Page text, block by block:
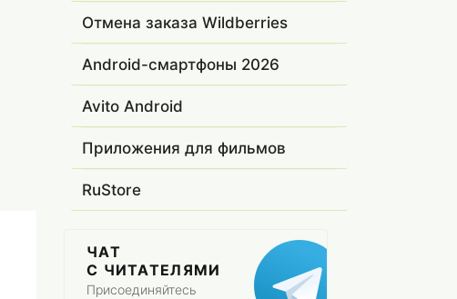
Отмена заказа Wildberries
Android-смартфоны 2026
Avito Android
Приложения для фильмов
RuStore
ЧАТ
С ЧИТАТЕЛЯМИ
Присоединяйтесь